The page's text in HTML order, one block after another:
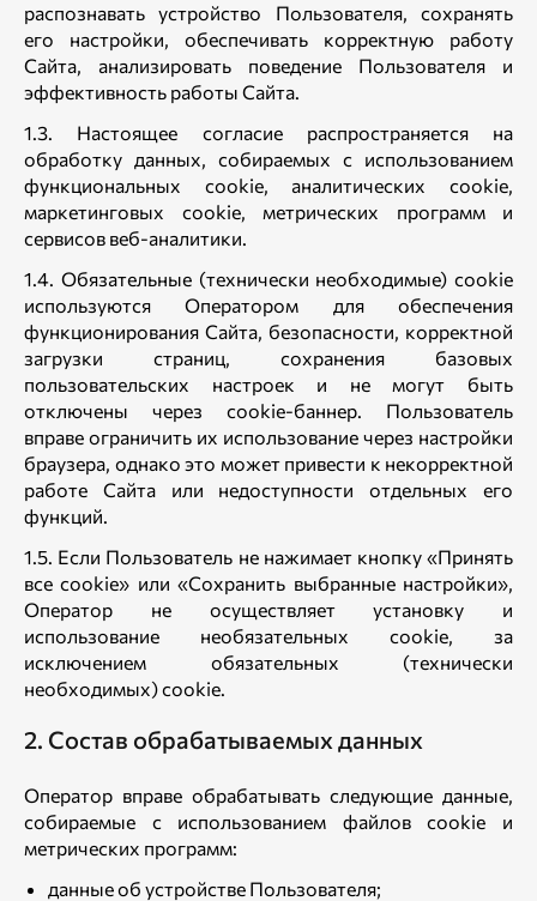
распознавать устройство Пользователя, сохранять
его настройки, обеспечивать корректную работу
Сайта, анализировать поведение Пользователя и
эффективность работы Сайта.
1.3. Настоящее согласие распространяется на
обработку данных, собираемых с использованием
функциональных cookie, аналитических cookie,
маркетинговых cookie, метрических программ и
сервисов веб-аналитики.
1.4. Обязательные (технически необходимые) cookie
используются Оператором для обеспечения
функционирования Сайта, безопасности, корректной
загрузки страниц, сохранения базовых
пользовательских настроек и не могут быть
отключены через cookie-баннер. Пользователь
вправе ограничить их использование через настройки
браузера, однако это может привести к некорректной
работе Сайта или недоступности отдельных его
функций.
1.5. Если Пользователь не нажимает кнопку «Принять
все cookie» или «Сохранить выбранные настройки»,
Оператор не осуществляет установку и
использование необязательных cookie, за
исключением обязательных (технически
необходимых) cookie.
2. Состав обрабатываемых данных
Оператор вправе обрабатывать следующие данные,
собираемые с использованием файлов cookie и
метрических программ:
данные об устройстве Пользователя;